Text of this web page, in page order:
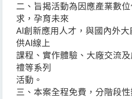
二、旨揭活動為因應產業數
求，孕育未來
AI創新應用人才，與國內外
供AI線上
課程、實作體驗、大廠交流
禮等系列
活動。
三、本案全程免費，分階段